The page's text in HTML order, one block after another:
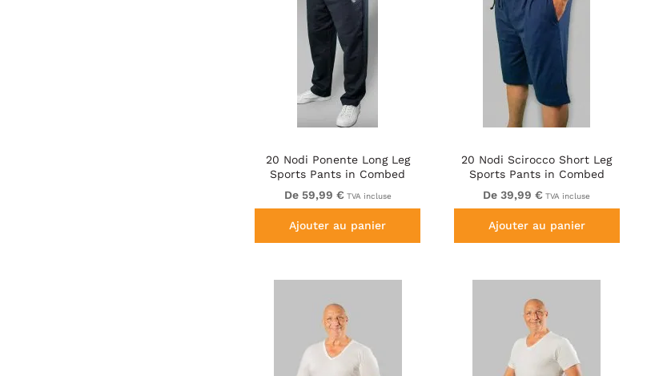
20 Nodi Ponente Long Leg
Sports Pants in Combed
Fleece Cotton Navy
De 59,99 € TVA incluse
Ajouter au panier
20 Nodi Scirocco Short Leg
Sports Pants in Combed
Cotton Jersey Navy
De 39,99 € TVA incluse
Ajouter au panier